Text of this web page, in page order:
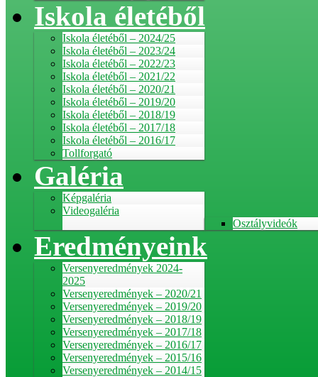
Iskola életéből
Iskola életéből – 2024/25
Iskola életéből – 2023/24
Iskola életéből – 2022/23
Iskola életéből – 2021/22
Iskola életéből – 2020/21
Iskola életéből – 2019/20
Iskola életéből – 2018/19
Iskola életéből – 2017/18
Iskola életéből – 2016/17
Tollforgató
Galéria
Képgaléria
Videogaléria
Osztályvideók
Eredményeink
Versenyeredmények 2024-
2025
Versenyeredmények – 2020/21
Versenyeredmények – 2019/20
Versenyeredmények – 2018/19
Versenyeredmények – 2017/18
Versenyeredmények – 2016/17
Versenyeredmények – 2015/16
Versenyeredmények – 2014/15